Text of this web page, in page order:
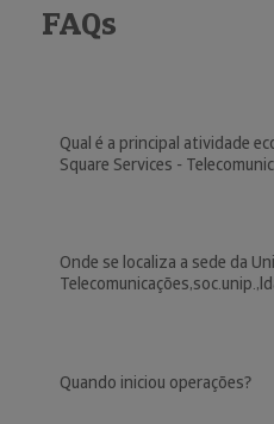
FAQs
Qual é a principal atividade
Square Services -
Onde se localiza a sede da
Quando iniciou operações?